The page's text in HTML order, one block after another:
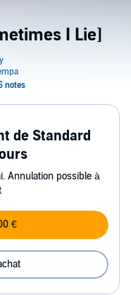
I Lie]
de Standard
Annulation possible à
€